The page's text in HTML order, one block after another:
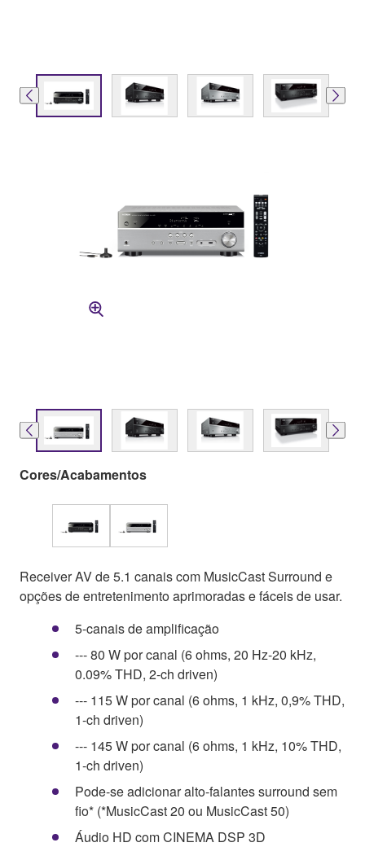
Cores/Acabamentos
Receiver AV de 5.1 canais com MusicCast Surround e
opções de entretenimento aprimoradas e fáceis de usar.
5-canais de amplificação
--- 80 W por canal (6 ohms, 20 Hz-20 kHz,
0.09% THD, 2-ch driven)
--- 115 W por canal (6 ohms, 1 kHz, 0,9% THD,
1-ch driven)
--- 145 W por canal (6 ohms, 1 kHz, 10% THD,
1-ch driven)
Pode-se adicionar alto-falantes surround sem
fio* (*MusicCast 20 ou MusicCast 50)
Áudio HD com CINEMA DSP 3D